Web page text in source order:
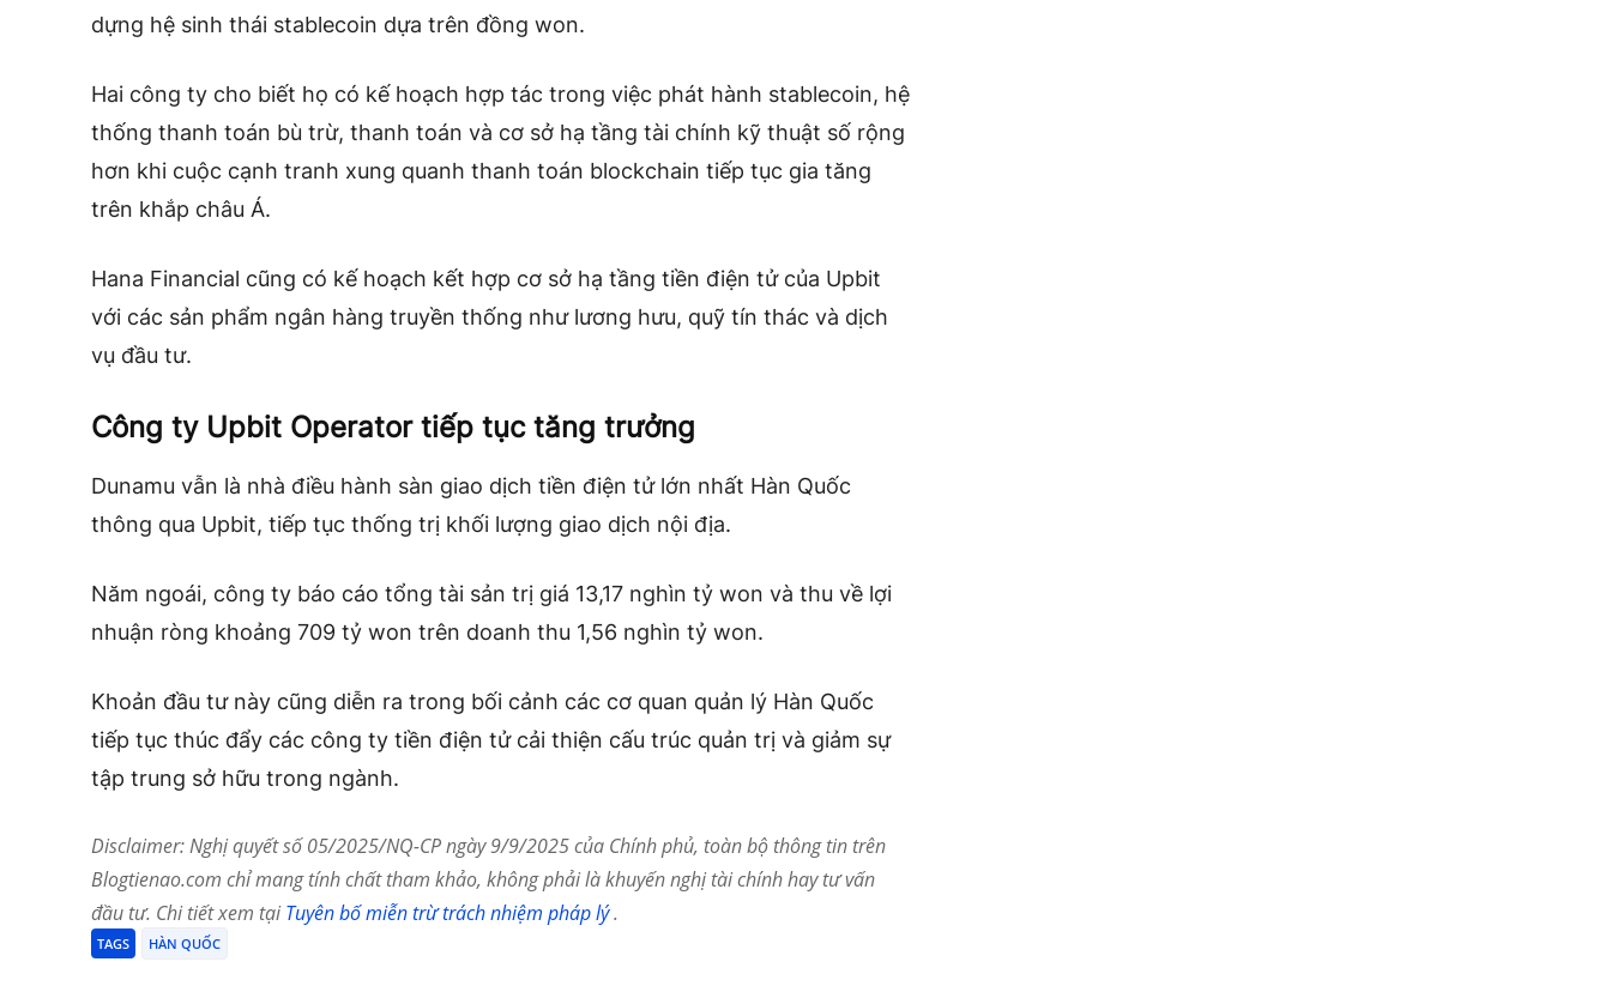
dựng hệ sinh thái stablecoin dựa trên đồng won.
Hai công ty cho biết họ có kế hoạch hợp tác trong việc phát hành stablecoin, hệ
thống thanh toán bù trừ, thanh toán và cơ sở hạ tầng tài chính kỹ thuật số rộng
hơn khi cuộc cạnh tranh xung quanh thanh toán blockchain tiếp tục gia tăng
trên khắp châu Á.
Hana Financial cũng có kế hoạch kết hợp cơ sở hạ tầng tiền điện tử của Upbit
với các sản phẩm ngân hàng truyền thống như lương hưu, quỹ tín thác và dịch
vụ đầu tư.
Công ty Upbit Operator tiếp tục tăng trưởng
Dunamu vẫn là nhà điều hành sàn giao dịch tiền điện tử lớn nhất Hàn Quốc
thông qua Upbit, tiếp tục thống trị khối lượng giao dịch nội địa.
Năm ngoái, công ty báo cáo tổng tài sản trị giá 13,17 nghìn tỷ won và thu về lợi
nhuận ròng khoảng 709 tỷ won trên doanh thu 1,56 nghìn tỷ won.
Khoản đầu tư này cũng diễn ra trong bối cảnh các cơ quan quản lý Hàn Quốc
tiếp tục thúc đẩy các công ty tiền điện tử cải thiện cấu trúc quản trị và giảm sự
tập trung sở hữu trong ngành.
Disclaimer: Nghị quyết số 05/2025/NQ-CP ngày 9/9/2025 của Chính phủ, toàn bộ thông tin trên
Blogtienao.com chỉ mang tính chất tham khảo, không phải là khuyến nghị tài chính hay tư vấn
đầu tư. Chi tiết xem tạiTuyên bố miễn trừ trách nhiệm pháp lý.
TAGS HÀN QUỐC